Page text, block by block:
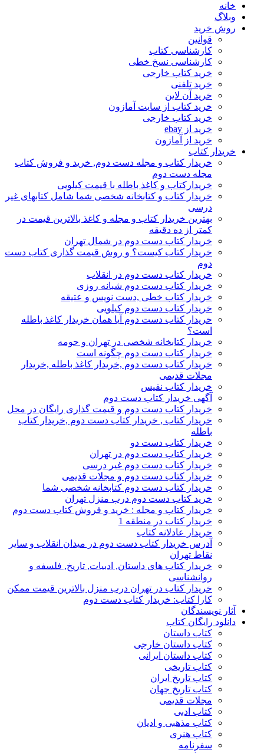
خانه
وبلاگ
روش خرید
قوانین
کارشناسی کتاب
کارشناسی نسخ خطی
خرید کتاب خارجی
خرید تلفنی
خرید آن لاین
خرید کتاب از سایت آمازون
خرید کتاب خارجی
خرید از ebay
خرید از آمازون
خریدار کتاب
خریدار کتاب و مجله دست دوم, خرید و فروش کتاب
مجله دست دوم
خریدارکتاب و کاغذ باطله با قیمت کیلویی
خریدار کتاب و کتابخانه شخصی شما شامل کتابهای غیر
درسی
بهترین خریدار کتاب و مجله و کاغذ بالاترین قیمت در
کمتر از ده دقیقه
خریدار کتاب دست دوم در شمال تهران
خریدار کتاب کیست؟ و روش قیمت گذاری کتاب دست
دوم
خریدار کتاب دست دوم در انقلاب
خریدار کتاب دست دوم شبانه روزی
خریدار کتاب خطی ,دست نویس و عتیقه
خریدار کتاب دست دوم کیلویی
خریدار کتاب دست دوم آیا همان خریدار کاغذ باطله
است؟
خریدار کتابخانه شخصی در تهران و حومه
خریدار کتاب دست دوم چگونه است
خریدار کتاب دست دوم ,خریدار کاغذ باطله ,خریدار
مجلات قدیمی
خریدار کتاب نفیس
آگهی خریدار کتاب دست دوم
خریدار کتاب دست دوم و قیمت گذاری رایگان در محل
خریدار کتاب , خریدار کتاب دست دوم ,خریدار کتاب
باطله
خریدار کتاب دست دو
خریدار کتاب دست دوم در تهران
خریدار کتاب دست دوم غیر درسی
خریدار کتاب دست دوم و مجلات قدیمی
خریدار کتاب دست دوم کتابخانه شخصی شما
خرید کتاب دست دوم درب منزل تهران
خریدار کتاب و مجله : خرید و فروش کتاب دست دوم
خریدار کتاب در منطقه 1
خریدار عادلانه کتاب
آدرس خریدار کتاب دست دوم در میدان انقلاب و سایر
نقاط تهران
خریدار کتاب های داستان, ادبیات, تاریخ, فلسفه و
روانشناسی
خریدار کتاب در تهران درب منزل بالاترین قیمت ممکن
کارا کتاب: خریدار کتاب دست دوم
آثار نویسندگان
دانلود رایگان کتاب
کتاب داستان
کتاب داستان خارجی
کتاب داستان ایرانی
کتاب تاریخی
کتاب تاریخ ایران
کتاب تاریخ جهان
مجلات قدیمی
کتاب ادبی
کتاب مذهبی و ادیان
کتاب هنری
سفرنامه